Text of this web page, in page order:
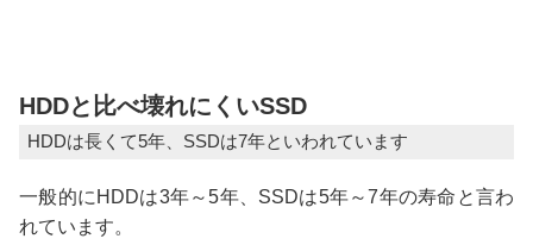
HDDと比べ壊れにくいSSD
HDDは長くて5年、SSDは7年といわれています
一般的にHDDは3年～5年、SSDは5年～7年の寿命と言わ
れています。